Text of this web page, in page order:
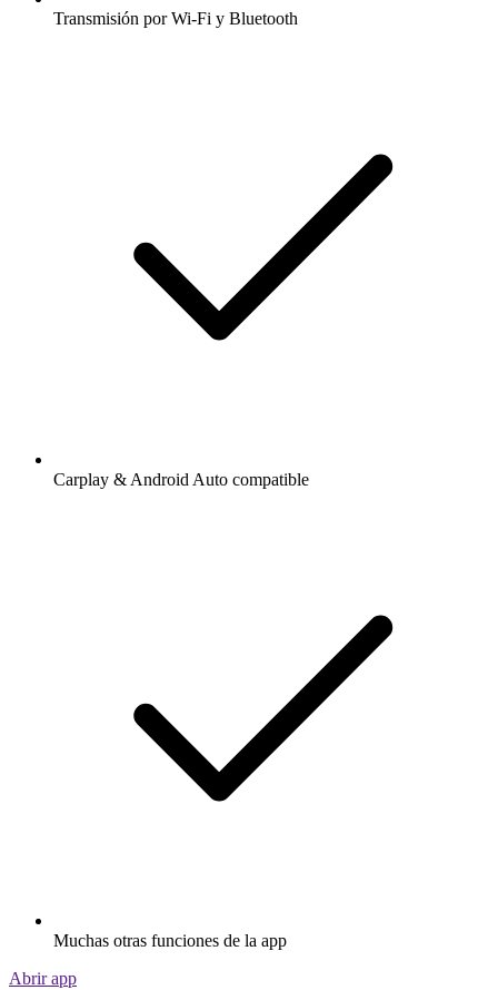
Transmisión por Wi-Fi y Bluetooth
Carplay & Android Auto compatible
Muchas otras funciones de la app
Abrir app